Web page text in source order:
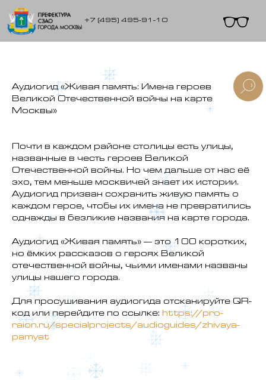
+7 (495) 495-91-10
Аудиогид «Живая память: Имена героев
Великой Отечественной войны на карте
Москвы»
Почти в каждом районе столицы есть улицы,
названные в честь героев Великой
Отечественной войны. Но чем дальше от нас её
эхо, тем меньше москвичей знает их истории.
Аудиогид призван сохранить живую память о
каждом герое, чтобы их имена не превратились
однажды в безликие названия на карте города.
Аудиогид «Живая память» — это 100 коротких,
но ёмких рассказов о героях Великой
отечественной войны, чьими именами названы
улицы нашего города.
Для просушивания аудиогида отсканируйте QR-
код или перейдите по ссылке: https://pro-
raion.ru/specialprojects/audioguides/zhivaya-
pamyat